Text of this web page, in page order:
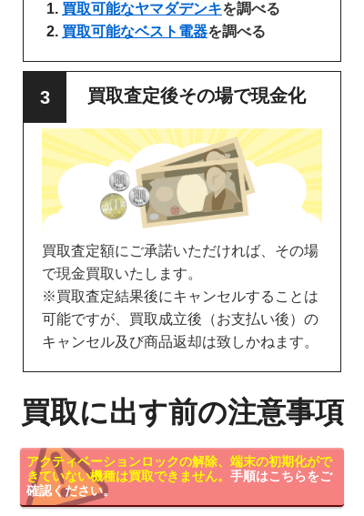
買取可能なヤマダデンキを調べる
買取可能なベスト電器を調べる
買取査定後その場で現金化
買取査定額にご承諾いただければ、その場
で現金買取いたします。
※買取査定結果後にキャンセルすることは
可能ですが、買取成立後（お支払い後）の
キャンセル及び商品返却は致しかねます。
買取に出す前の注意事項
アクティベーションロックの解除、端末の初期化がで
きていない機種は買取できません。 手順はこちらをご
確認ください。